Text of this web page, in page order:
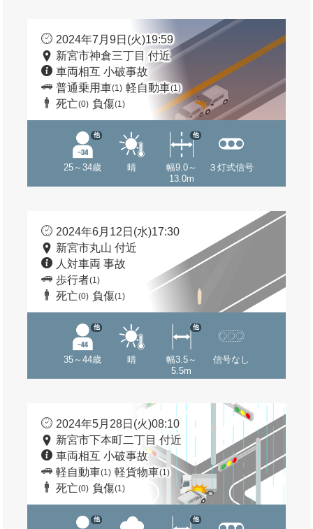
2024年7月9日(火)19:59
新宮市神倉三丁目 付近
車両相互 小破事故
普通乗用車(1) 軽自動車(1)
死亡(0) 負傷(1)
25～34歳
他
晴
幅9.0～
13.0m
他
３灯式信号
2024年6月12日(水)17:30
新宮市丸山 付近
人対車両 事故
歩行者(1)
死亡(0) 負傷(1)
35～44歳
他
晴
幅3.5～
5.5m
他
信号なし
2024年5月28日(火)08:10
新宮市下本町二丁目 付近
車両相互 小破事故
軽自動車(1) 軽貨物車(1)
死亡(0) 負傷(1)
他 他